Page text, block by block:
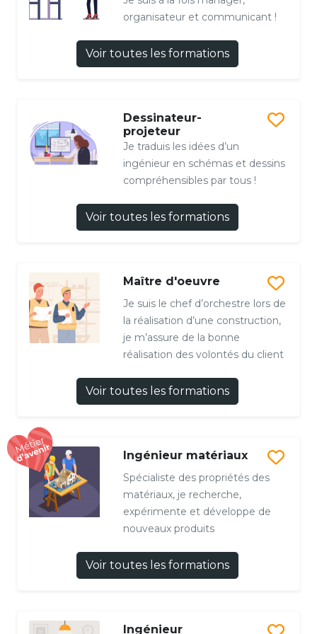
organisateur et communicant !
Voir toutes les formations
Dessinateur-
projeteur
Je traduis les idées d’un
ingénieur en schémas et dessins
compréhensibles par tous !
Voir toutes les formations
Maître d'oeuvre
Je suis le chef d’orchestre lors de
la réalisation d’une construction,
je m’assure de la bonne
réalisation des volontés du client
Voir toutes les formations
Ingénieur matériaux
Spécialiste des propriétés des
matériaux, je recherche,
expérimente et développe de
nouveaux produits
Voir toutes les formations
Ingénieur